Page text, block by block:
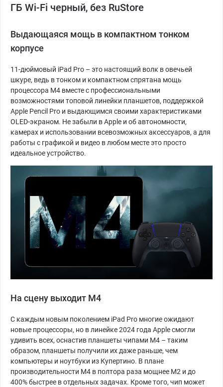
ГБ Wi-Fi черный, без RuStore
Выдающаяся мощь в компактном тонком
корпусе
11-дюймовый iPad Pro – это настоящий волк в овечьей
шкуре, ведь в тонком и компактном спрятана мощь
процессора M4 вместе с профессиональными
возможностями топовой линейки планшетов, поддержкой
Apple Pencil Pro и выдающимся своими характеристиками
OLED-экраном. Не забыли в Apple и об автономности,
камерах и использовании всевозможных аксессуаров, а для
работы с графикой и видео в любом месте это просто
идеальное устройство.
На сцену выходит M4
С каждым новым поколением iPad Pro многие ожидают
новые процессоры, но в линейке 2024 года Apple смогли
удивить всех, оснастив планшеты чипами M4 – таким
образом, планшеты получили их даже раньше, чем
компьютеры и ноутбуки из Купертино. В плане
производительности M4 в полтора раза мощнее M2 и до
400% быстрее в отдельных задачах. Кроме того, чип может